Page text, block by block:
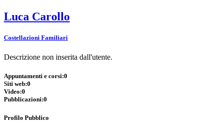
Luca Carollo
Costellazioni Familiari
Descrizione non inserita dall'utente.
Appuntamenti e corsi:0
Siti web:0
Video:0
Pubblicazioni:0
Profilo Pubblico